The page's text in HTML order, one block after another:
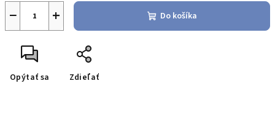
+
− Do košíka
Opýtať sa Zdieľať